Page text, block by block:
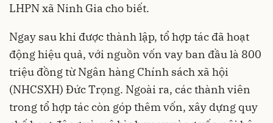
LHPN xã Ninh Gia cho biết.
Ngay sau khi được thành lập, tổ hợp tác đã hoạt
động hiệu quả, với nguồn vốn vay ban đầu là 800
triệu đồng từ Ngân hàng Chính sách xã hội
(NHCSXH) Đức Trọng. Ngoài ra, các thành viên
trong tổ hợp tác còn góp thêm vốn, xây dựng quy